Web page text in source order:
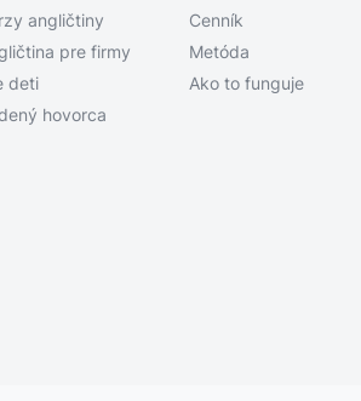
angličtiny
pre firmy
deti
hovorca
Cenník
Metóda
Ako to funguje